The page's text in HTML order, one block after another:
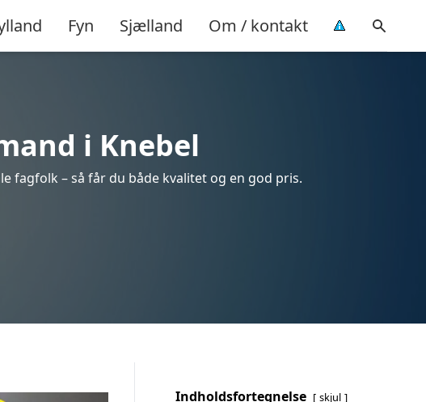
Fyn Sjælland Om / kontakt
i Knebel
fagfolk – så får du både kvalitet og en god pris.
Indholdsfortegnelse skjul